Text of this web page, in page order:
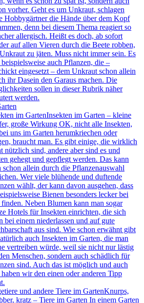
vorher. Geht es um Unkraut, schlagen
Hobbygärtner die Hände über dem Kopf
denn bei diesem Thema reagiert so
allergisch. Heißt es doch, ab sofort
auf allen Vieren durch die Beete robben,
zu jäten. Muss nicht immer sein. Es
auch Pflanzen, die –
eingesetzt – dem Unkraut schon allein
ihr Dasein den Garaus machen. Die
sollen in dieser Rubrik näher
werden.
im GartenInsekten im Garten – kleine
große Wirkung OK, nicht alle Insekten,
uns im Garten herumkriechen oder
braucht man. Es gibt einige, die wirklich
nützlich sind, andere aber sind es und
gehegt und gepflegt werden. Das kann
schon allein durch die Pflanzenauswahl
Wer viele blühende und duftende
wählt, der kann davon ausgehen, dass
Bienen besonders lecker bei
Neben Blumen kann man sogar
Hotels für Insekten einrichten, die sich
bei einem niederlassen und auf gute
aus sind. Wie schon erwähnt gibt
auch Insekten im Garten, die man
vertreiben würde, weil sie nicht nur lästig
Menschen, sondern auch schädlich für
sind. Auch das ist möglich und auch
wir den einen oder anderen Tipp
und andere Tiere im GartenKnurps,
kratz – Tiere im Garten In einem Garten